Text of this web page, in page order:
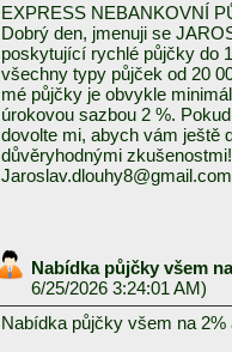
EXPRESS NEBANKOVNÍ
Dobrý den, jmenuji se
poskytující rychlé půjčky do
všechny typy půjček od 20
mé půjčky je obvykle
úrokovou sazbou 2 %.
dovolte mi, abych vám ještě
důvěryhodnými
Jaroslav.dlouhy8@gmail.com
Nabídka půjčky všem
6/25/2026 3:24:01 AM)
Nabídka půjčky všem na 2%